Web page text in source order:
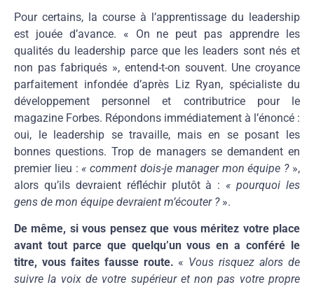
Pour certains, la course à l’apprentissage du leadership
est jouée d’avance. « On ne peut pas apprendre les
qualités du leadership parce que les leaders sont nés et
non pas fabriqués », entend-t-on souvent. Une croyance
parfaitement infondée d’après Liz Ryan, spécialiste du
développement personnel et contributrice pour le
magazine Forbes. Répondons immédiatement à l’énoncé :
oui, le leadership se travaille, mais en se posant les
bonnes questions. Trop de managers se demandent en
premier lieu :« comment dois-je manager mon équipe ? »,
alors qu’ils devraient réfléchir plutôt à :« pourquoi les
gens de mon équipe devraient m’écouter ? ».
De même, si vous pensez que vous méritez votre place
avant tout parce que quelqu’un vous en a conféré le
titre, vous faites fausse route. « Vous risquez alors de
suivre la voix de votre supérieur et non pas votre propre